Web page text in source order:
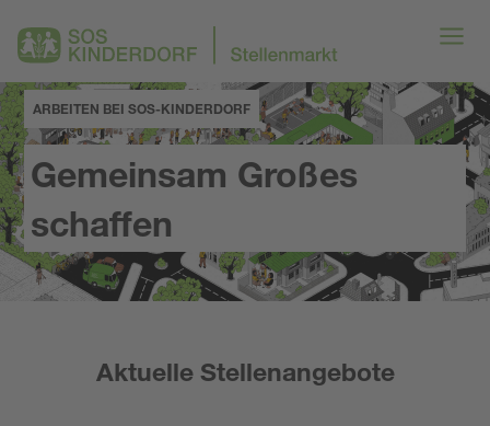
ARBEITEN BEI SOS-KINDERDORF
Gemeinsam Großes
schaffen
Aktuelle Stellenangebote